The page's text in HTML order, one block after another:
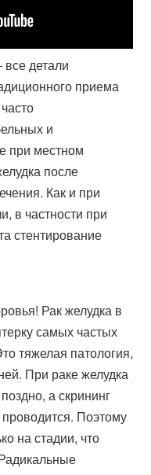
детали
приема
и
при местном
после
Как и при
в частности при
стентирование
Рак желудка в
самых частых
тяжелая патология,
При раке желудка
а скрининг
Поэтому
на стадии, что